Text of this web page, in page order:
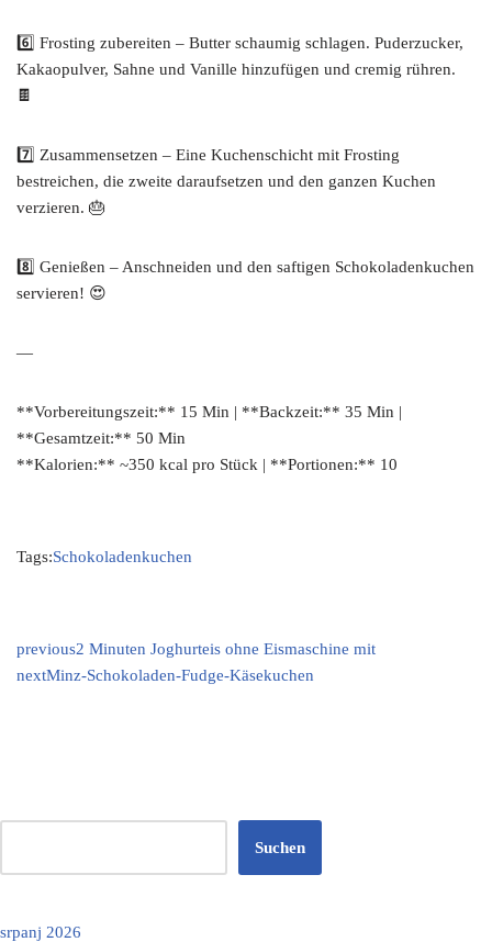
6️⃣ Frosting zubereiten – Butter schaumig schlagen. Puderzucker,
Kakaopulver, Sahne und Vanille hinzufügen und cremig rühren.
🍫
7️⃣ Zusammensetzen – Eine Kuchenschicht mit Frosting
bestreichen, die zweite daraufsetzen und den ganzen Kuchen
verzieren. 🎂
8️⃣ Genießen – Anschneiden und den saftigen Schokoladenkuchen
servieren! 😍
—
**Vorbereitungszeit:** 15 Min | **Backzeit:** 35 Min |
**Gesamtzeit:** 50 Min
**Kalorien:** ~350 kcal pro Stück | **Portionen:** 10
Tags:Schokoladenkuchen
previous2 Minuten Joghurteis ohne Eismaschine mit
nextMinz-Schokoladen-Fudge-Käsekuchen
Suchen
srpanj 2026